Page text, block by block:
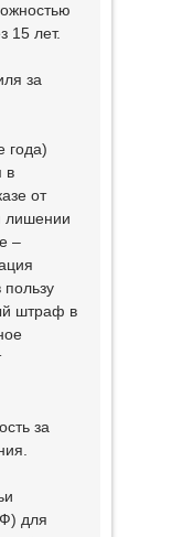
15 лет.
за
года)
в
от
лишении
–
пользу
штраф в
за
для